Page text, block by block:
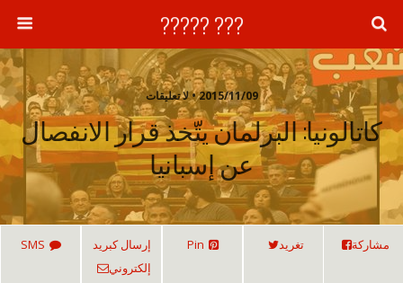
??? ?????
2015/11/09 • لا تعليقات
كاتالونيا: البرلمان يتّخذ قرار الانفصال
عن إسبانيا
مشاركة تغريد Pin
إرسال كبريد
إلكتروني
SMS